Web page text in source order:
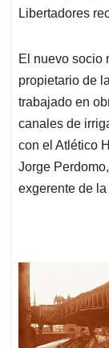
Libertadores
El nuevo socio
propietario de
trabajado en
canales de
con el Atlético
Jorge
exgerente de la